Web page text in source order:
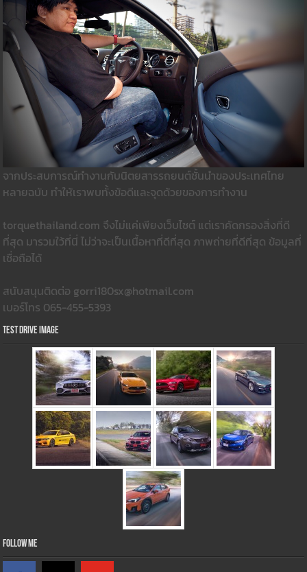
จากประสบการณ์ทำงานกับนิตยสารรถยนต์ชั้นนำของประเทศไทย
หลายฉบับ ทำให้เราพบทั้งข้อดีและจุดด้วยของการทำงาน
torquethailand.com จึงไม่แค่เพียงเว็บไซต์ แต่เราคัดกรองสิ่งที่ดี
ที่สุด มารวมใว้ที่นี่ ไม่ว่าจะเป็นเนื้อหาที่ดีที่สุด ภาพถ่ายที่ดีที่สุด ข้อมูลที่
เชื่อถือได้
สนับสนุนติดต่อ gorri180sx@hotmail.com
เบอร์โทร 065-455-5393
Test Drive Image
Follow Me